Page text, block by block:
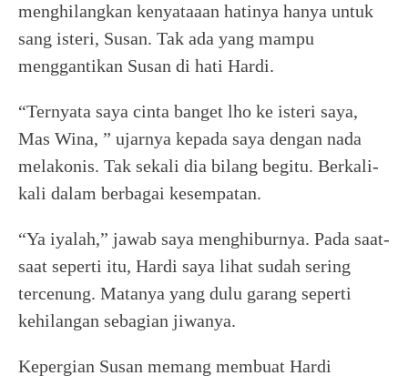
menghilangkan kenyataaan hatinya hanya untuk
sang isteri, Susan. Tak ada yang mampu
menggantikan Susan di hati Hardi.
“Ternyata saya cinta banget lho ke isteri saya,
Mas Wina, ” ujarnya kepada saya dengan nada
melakonis. Tak sekali dia bilang begitu. Berkali-
kali dalam berbagai kesempatan.
“Ya iyalah,” jawab saya menghiburnya. Pada saat-
saat seperti itu, Hardi saya lihat sudah sering
tercenung. Matanya yang dulu garang seperti
kehilangan sebagian jiwanya.
Kepergian Susan memang membuat Hardi